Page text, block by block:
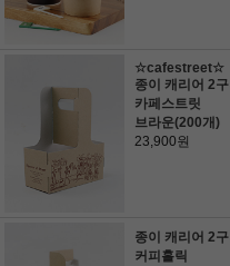
☆cafestreet☆
종이 캐리어 2구
카페스트릿
브라운(200개)
23,900원
종이 캐리어 2구
커피홀릭